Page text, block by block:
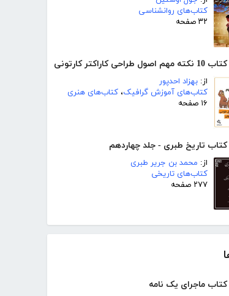
کتاب‌های روانشناسی
۳۲ صفحه
طراحی کاراکتر کارتونی
از: بهزاد احدپور
کتاب‌های آموزش گرافیک، کتاب‌های هنری
۱۶ صفحه
کتاب تاریخ طبری - جلد چهاردهم
از: محمد بن جریر طبری
کتاب‌های تاریخی
۲۷۷ صفحه
کتاب ماجرای یک نامه